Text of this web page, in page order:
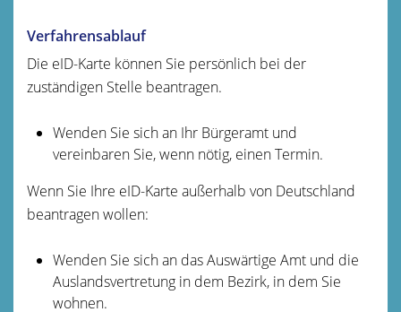
Verfahrensablauf
Die eID-Karte können Sie persönlich bei der
zuständigen Stelle beantragen.
Wenden Sie sich an Ihr Bürgeramt und
vereinbaren Sie, wenn nötig, einen Termin.
Wenn Sie Ihre eID-Karte außerhalb von Deutschland
beantragen wollen:
Wenden Sie sich an das Auswärtige Amt und die
Auslandsvertretung in dem Bezirk, in dem Sie
wohnen.